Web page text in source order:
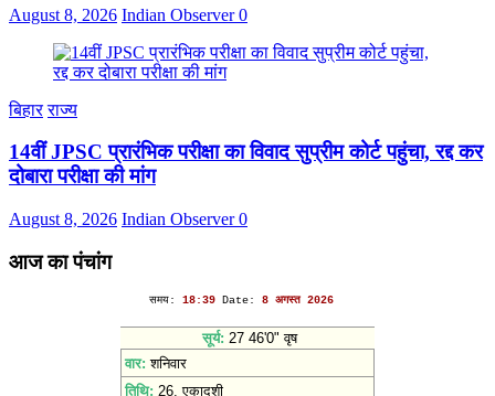
August 8, 2026 Indian Observer0
बिहार राज्य
14वीं JPSC प्रारंभिक परीक्षा का विवाद सुप्रीम कोर्ट पहुंचा, रद्द कर
दोबारा परीक्षा की मांग
August 8, 2026 Indian Observer0
आज का पंचांग